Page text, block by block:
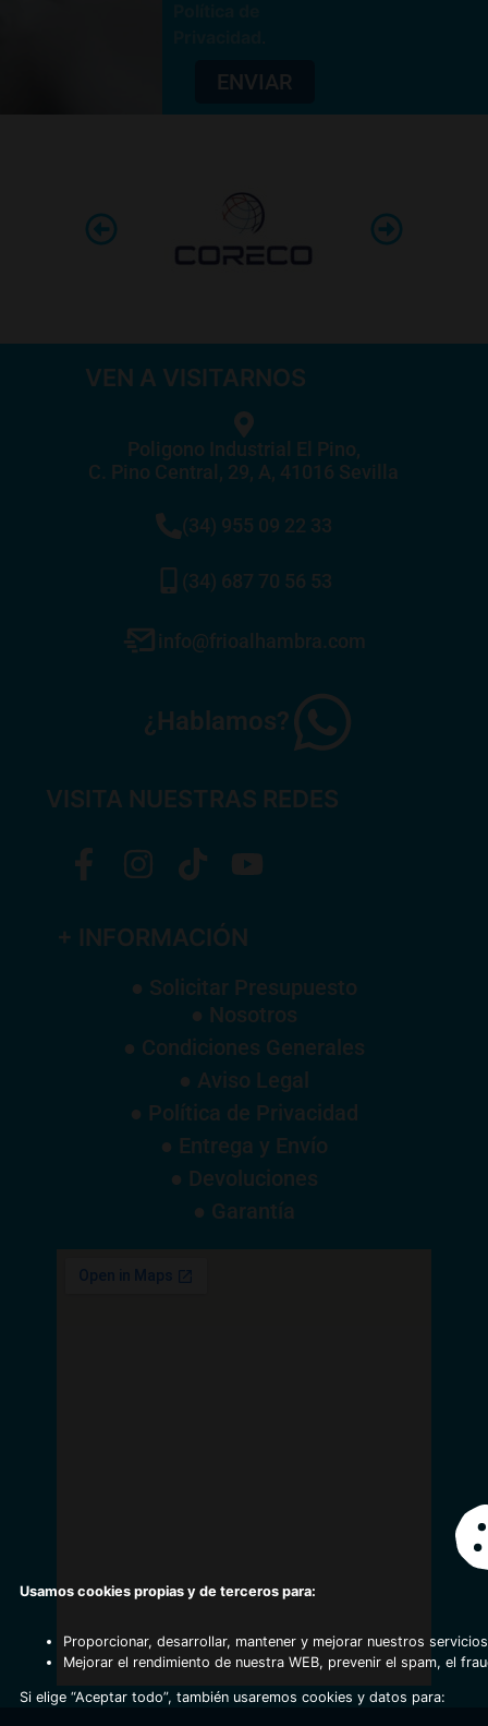
ENVIAR
VEN A VISITARNOS
Poligono Industrial El Pino,
C. Pino Central, 29, A, 41016 Sevilla
(34) 955 09 22 33
(34) 687 70 56 53
info@frioalhambra.com
¿Hablamos?
VISITA NUESTRAS REDES
+ INFORMACIÓN
● Solicitar Presupuesto
● Nosotros
● Condiciones Generales
● Aviso Legal
● Política de Privacidad
● Entrega y Envío
● Devoluciones
● Garantía
Usamos cookies propias y de terceros para:
Proporcionar, desarrollar, mantener y mejorar nuestros
Mejorar el rendimiento de nuestra WEB, prevenir el spam, el
Si elige “Aceptar todo”, también usaremos cookies y datos para: